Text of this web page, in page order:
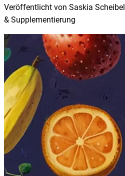
Veröffentlicht von Saskia Scheibel
& Supplementierung